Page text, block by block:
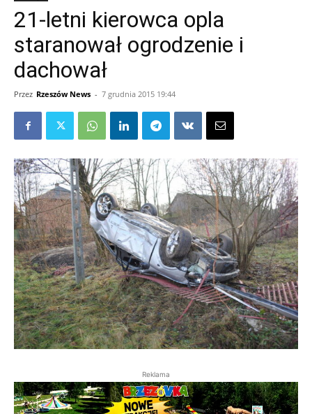
21-letni kierowca opla
staranował ogrodzenie i
dachował
Przez Rzeszów News - 7 grudnia 2015 19:44
Reklama